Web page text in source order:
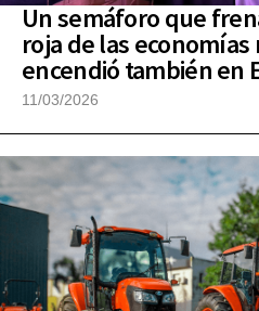
Un semáforo que
roja de las
encendió también en
11/03/2026